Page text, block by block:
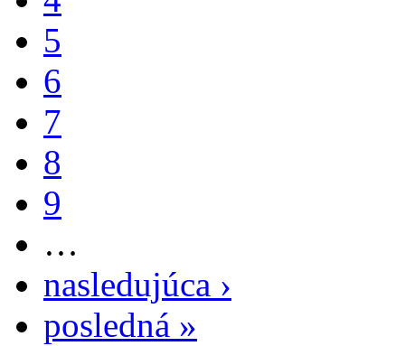
5
6
7
8
9
…
nasledujúca ›
posledná »